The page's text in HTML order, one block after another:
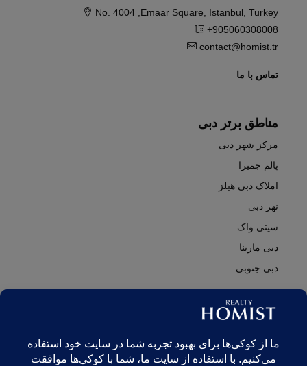
No. 4004 ,Emaar Square, Istanbul, Turkey
+905060308008
contact@homist.tr
تماس با ما
مناطق برتر دبی
مرکز شهر دبی
پالم جمیرا
املاک دبی هیلز
نهر دبی
سیتی واک
دبی مارینا
دبی جنوبی
© Realty Homist - All rights reserved. 2026